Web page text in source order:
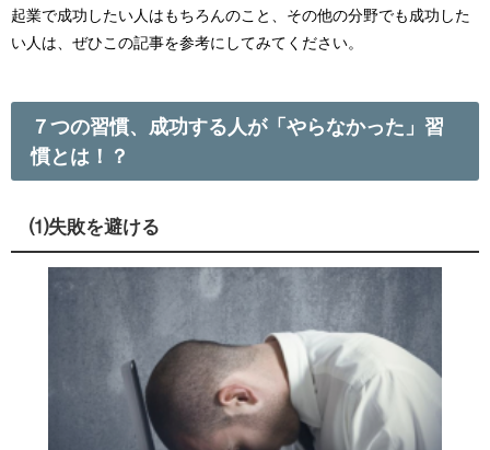
起業で成功したい人はもちろんのこと、その他の分野でも成功した
い人は、ぜひこの記事を参考にしてみてください。
７つの習慣、成功する人が「やらなかった」習
慣とは！？
⑴失敗を避ける